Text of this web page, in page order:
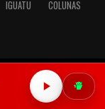
IGUATU
COLUNAS